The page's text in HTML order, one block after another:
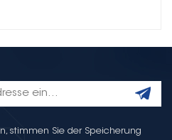
stimmen Sie der Speicherung